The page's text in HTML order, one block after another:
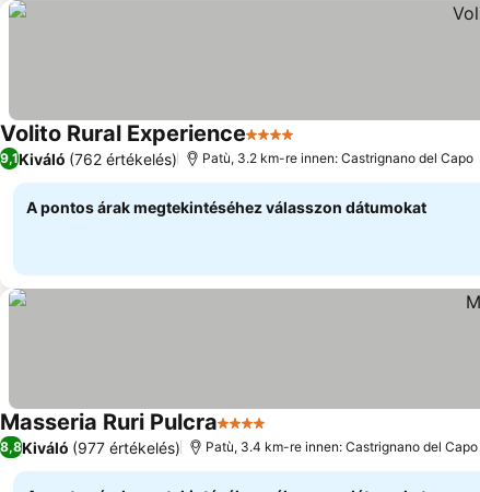
Volito Rural Experience4 Kategória
9,1Kiváló (762 értékelés) Patù, 3.2 km-re innen: Castrignano del Capo
A pontos árak megtekintéséhez válasszon dátumokat
Masseria Ruri Pulcra4 Kategória
8,8Kiváló (977 értékelés) Patù, 3.4 km-re innen: Castrignano del Capo